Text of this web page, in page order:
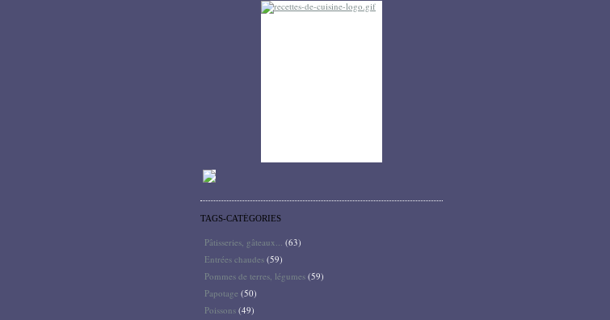
TAGS-CATÉGORIES
Pâtisseries, gâteaux... (63)
Entrées chaudes (59)
Pommes de terres, légumes (59)
Papotage (50)
Poissons (49)